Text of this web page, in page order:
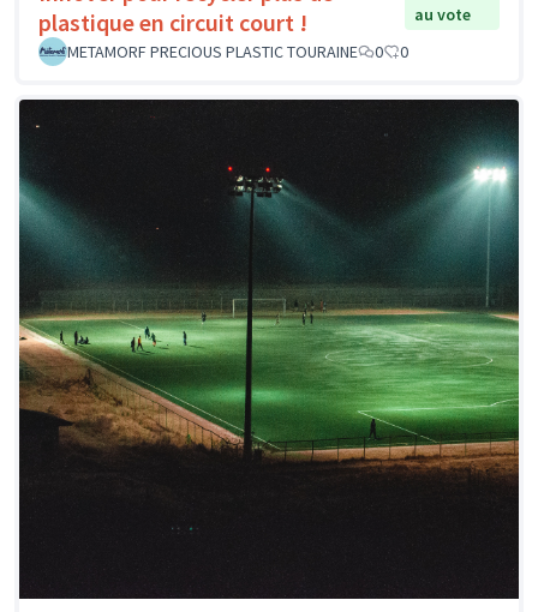
plastique en circuit court !
au vote
METAMORF PRECIOUS PLASTIC TOURAINE
0 0